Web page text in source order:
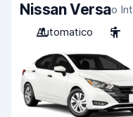
Nissan Versao
Automatico
5